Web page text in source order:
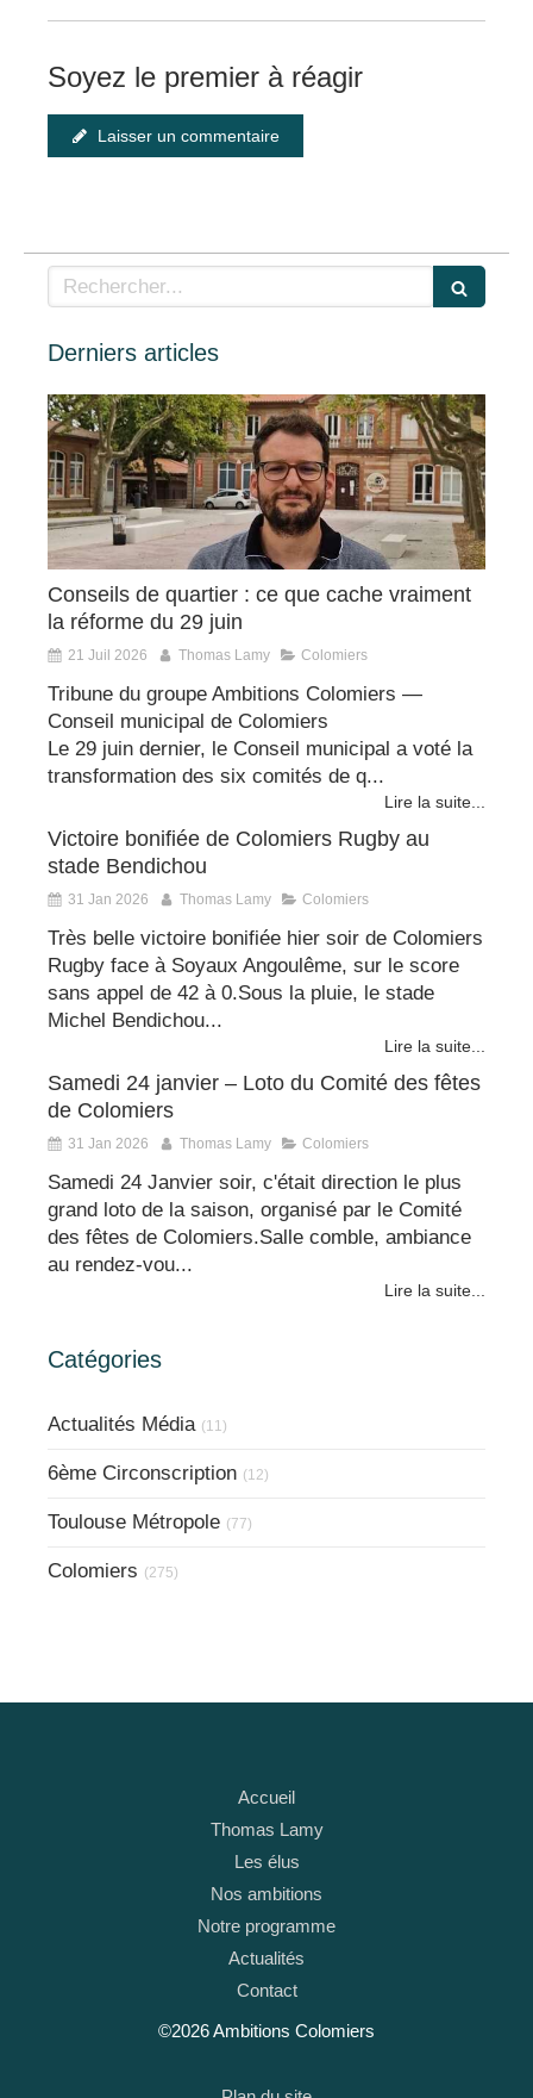
Soyez le premier à réagir
Laisser un commentaire
Rechercher
Derniers articles
Conseils de quartier : ce que cache vraiment
la réforme du 29 juin
21 Juil 2026 Thomas Lamy Colomiers
Tribune du groupe Ambitions Colomiers —
Conseil municipal de Colomiers
Le 29 juin dernier, le Conseil municipal a voté la
transformation des six comités de q...
Lire la suite...
Victoire bonifiée de Colomiers Rugby au
stade Bendichou
31 Jan 2026 Thomas Lamy Colomiers
Très belle victoire bonifiée hier soir de Colomiers
Rugby face à Soyaux Angoulême, sur le score
sans appel de 42 à 0.Sous la pluie, le stade
Michel Bendichou...
Lire la suite...
Samedi 24 janvier – Loto du Comité des fêtes
de Colomiers
31 Jan 2026 Thomas Lamy Colomiers
Samedi 24 Janvier soir, c'était direction le plus
grand loto de la saison, organisé par le Comité
des fêtes de Colomiers.Salle comble, ambiance
au rendez-vou...
Lire la suite...
Catégories
Actualités Média (11)
6ème Circonscription (12)
Toulouse Métropole (77)
Colomiers (275)
Accueil
Thomas Lamy
Les élus
Nos ambitions
Notre programme
Actualités
Contact
©2026 Ambitions Colomiers